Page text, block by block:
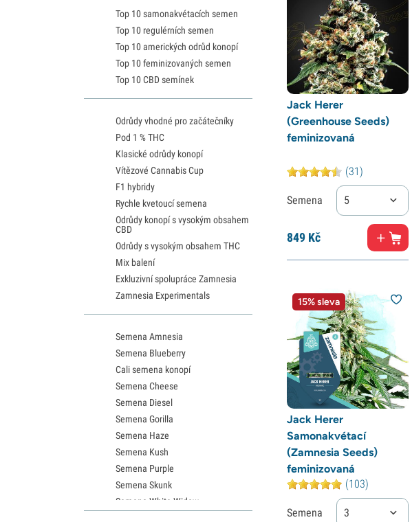
Jack Herer
(Greenhouse Seeds)
feminizovaná
(31)
Semena 5
849 Kč
15% sleva
Jack Herer
Samonakvétací
(Zamnesia Seeds)
feminizovaná
(103)
Semena 3
Top 10 samonakvétacích semen
Top 10 regulérních semen
Top 10 amerických odrůd konopí
Top 10 feminizovaných semen
Top 10 CBD semínek
Odrůdy vhodné pro začátečníky
Pod 1 % THC
Klasické odrůdy konopí
Vítězové Cannabis Cup
F1 hybridy
Rychle kvetoucí semena
Odrůdy konopí s vysokým obsahem
CBD
Odrůdy s vysokým obsahem THC
Mix balení
Exkluzivní spolupráce Zamnesia
Zamnesia Experimentals
Semena Amnesia
Semena Blueberry
Cali semena konopí
Semena Cheese
Semena Diesel
Semena Gorilla
Semena Haze
Semena Kush
Semena Purple
Semena Skunk
Semena White Widow